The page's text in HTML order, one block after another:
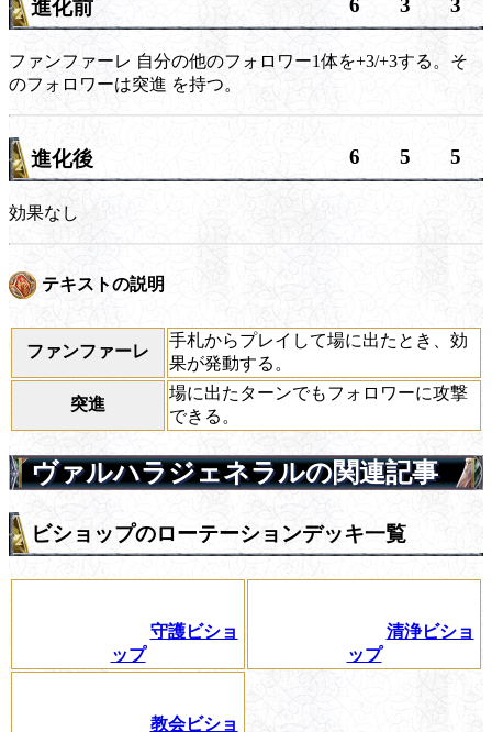
進化前 6 3 3
ファンファーレ 自分の他のフォロワー1体を+3/+3する。そ
のフォロワーは突進 を持つ。
進化後 6 5 5
効果なし
テキストの説明
ファンファーレ
手札からプレイして場に出たとき、効
果が発動する。
突進
場に出たターンでもフォロワーに攻撃
できる。
ヴァルハラジェネラルの関連記事
ビショップのローテーションデッキ一覧
守護ビショ
ップ
清浄ビショ
ップ
教会ビショ